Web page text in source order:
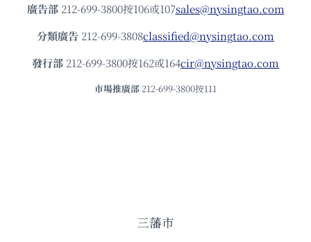
廣告部212-699-3800按106或107sales@nysingtao.com
分類廣告 212-699-3808classified@nysingtao.com
發⾏部 212-699-3800按162或164cir@nysingtao.com
市場推廣部 212-699-3800按111
三藩市